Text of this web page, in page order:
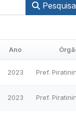
Ano
2023 Pref.
2023 Pref.